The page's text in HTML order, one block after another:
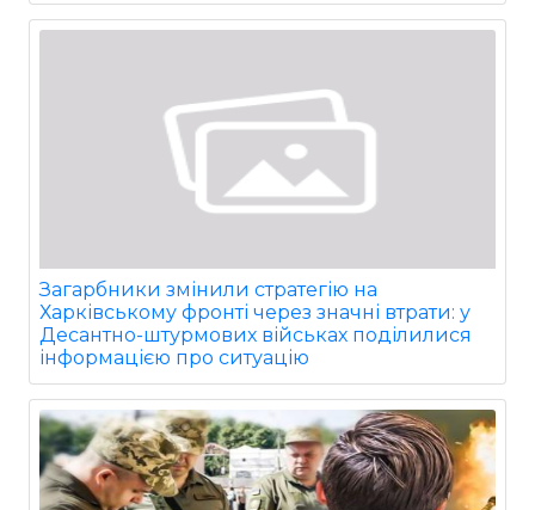
Загарбники змінили стратегію на
Харківському фронті через значні втрати: у
Десантно-штурмових військах поділилися
інформацією про ситуацію